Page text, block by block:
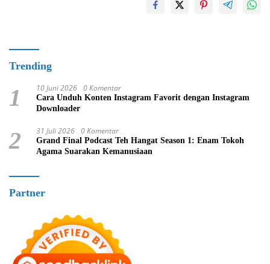
Trending
1 10 Juni 2026 0 Komentar
Cara Unduh Konten Instagram Favorit dengan Instagram
Downloader
2 31 Juli 2026 0 Komentar
Grand Final Podcast Teh Hangat Season 1: Enam Tokoh
Agama Suarakan Kemanusiaan
Partner